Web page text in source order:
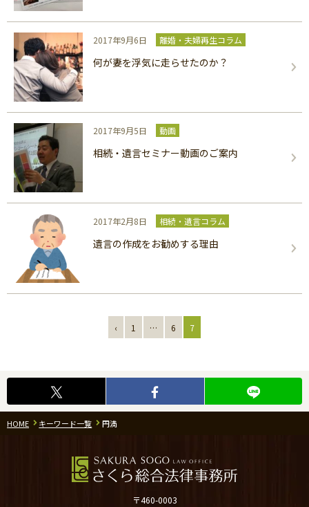
2017年9月6日 離婚・夫婦再生コラム
何が妻を浮気に走らせたのか？
2017年9月5日 動画
相続・遺言セミナー動画のご案内
2017年2月8日 相続・遺言コラム
遺言の作成をお勧めする理由
‹ 1 … 6 7
HOME キーワード一覧 円満
〒460-0003